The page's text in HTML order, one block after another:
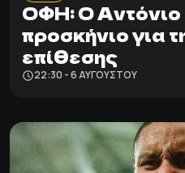
ΟΦΗ: Ο Αντόνιο
προσκήνιο για
επίθεσης
22:30 - 6 ΑΥΓΟΎΣΤΟΥ